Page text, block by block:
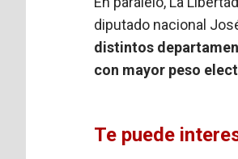
diputado nacional
distintos
con mayor peso
Te puede